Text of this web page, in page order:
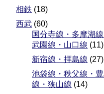
相鉄 (18)
西武 (60)
国分寺線・多摩湖
武園線・山口線 (11)
新宿線・拝島線 (27)
池袋線・秩父線・
線・狭山線 (14)